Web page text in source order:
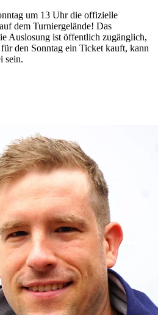
um 13 Uhr die offizielle
dem Turniergelände! Das
Auslosung ist öffentlich zugänglich,
den Sonntag ein Ticket kauft, kann
sein.